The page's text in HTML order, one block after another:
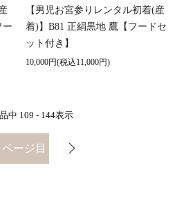
ー
【男児お宮参りレンタル初着(産
着)】B81 正絹黒地 鷹【フードセ
ット付き】
10,000円(税込11,000円)
中 109 - 144表示
ページ目